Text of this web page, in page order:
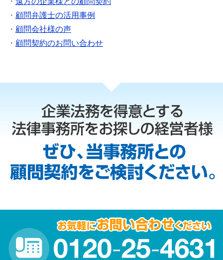
・ 顧問弁護士の活用事例
・ 顧問会社様の声
・ 顧問契約のお問い合わせ